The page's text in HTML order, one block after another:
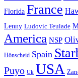
Florida France
Lenny Ludovic Teulade
America NSP
Hönscheid Spain
Puyo Uk USA